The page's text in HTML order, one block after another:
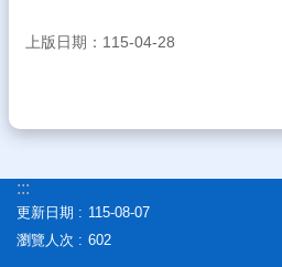
務
學
區
宣
上版日期：115-04-28
:::
更新日期
115-08-07
瀏覽人次
602